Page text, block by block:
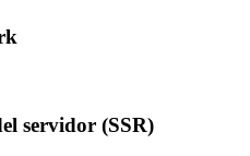
servidor (SSR)